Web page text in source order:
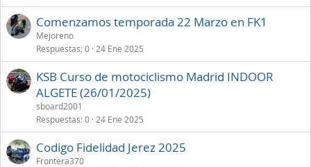
Comenzamos temporada 22 Marzo en FK1
Mejoreno
Respuestas 0 24 Ene 2025
KSB Curso de motociclismo Madrid INDOOR
ALGETE (26/01/2025)
sboard2001
Respuestas 0 24 Ene 2025
Codigo Fidelidad Jerez 2025
Frontera370